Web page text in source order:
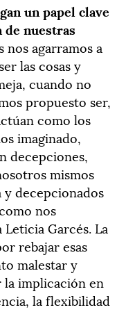
un papel clave
de nuestras
nos agarramos a
las cosas y
cuando no
propuesto ser,
como los
imaginado,
decepciones,
mismos
decepcionados
nos
Garcés. La
rebajar esas
malestar y
implicación en
la flexibilidad